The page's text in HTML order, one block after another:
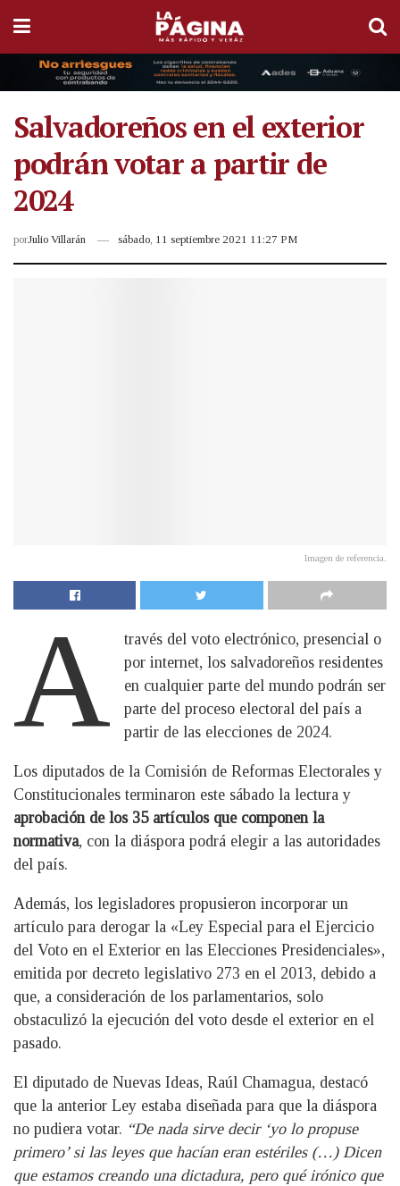
Salvadoreños en el exterior
podrán votar a partir de
2024
porJulio Villarán sábado, 11 septiembre 2021 11:27 PM
Imagen de referencia.
A
través del voto electrónico, presencial o
por internet, los salvadoreños residentes
en cualquier parte del mundo podrán ser
parte del proceso electoral del país a
partir de las elecciones de 2024.
Los diputados de la Comisión de Reformas Electorales y
Constitucionales terminaron este sábado la lectura y
aprobación de los 35 artículos que componen la
normativa, con la diáspora podrá elegir a las autoridades
del país.
Además, los legisladores propusieron incorporar un
artículo para derogar la «Ley Especial para el Ejercicio
del Voto en el Exterior en las Elecciones Presidenciales»,
emitida por decreto legislativo 273 en el 2013, debido a
que, a consideración de los parlamentarios, solo
obstaculizó la ejecución del voto desde el exterior en el
pasado.
El diputado de Nuevas Ideas, Raúl Chamagua, destacó
que la anterior Ley estaba diseñada para que la diáspora
no pudiera votar. “De nada sirve decir ‘yo lo propuse
primero’ si las leyes que hacían eran estériles (…) Dicen
que estamos creando una dictadura, pero qué irónico que